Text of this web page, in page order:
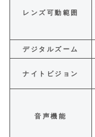
レンズ可動範囲
デジタルズーム
ナイトビジョン
音声機能